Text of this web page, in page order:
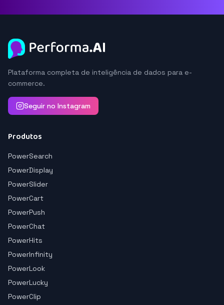
Plataforma completa de inteligência de dados para e-
commerce.
Seguir no Instagram
Produtos
PowerSearch
PowerDisplay
PowerSlider
PowerCart
PowerPush
PowerChat
PowerHits
PowerInfinity
PowerLook
PowerLucky
PowerClip